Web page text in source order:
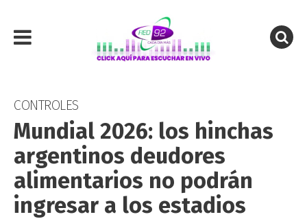
CONTROLES
Mundial 2026: los hinchas
argentinos deudores
alimentarios no podrán
ingresar a los estadios